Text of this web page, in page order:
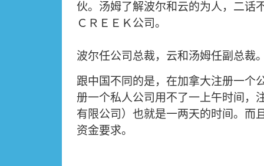
伙。汤姆了解波尔和云的为人，二话
ＣＲＥＥＫ公司。
波尔任公司总裁，云和汤姆任副总裁
跟中国不同的是，在加拿大注册一个
册一个私人公司用不了一上午时间，
有限公司）也就是一两天的时间。而
资金要求。